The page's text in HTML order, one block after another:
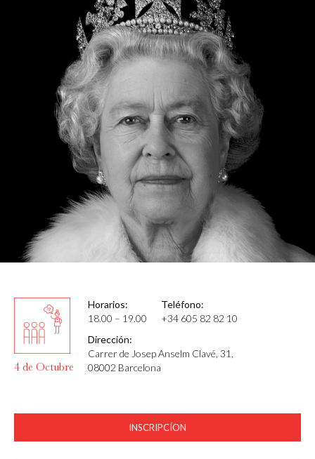
4 de Octubre
Horarios:
18.00 – 19.00
Teléfono:
+34 605 82 82 10
Dirección:
Carrer de Josep Anselm Clavé, 31,
08002 Barcelona
INSCRIPCÍON